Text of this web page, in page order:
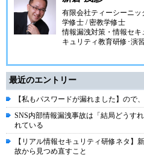
有限会社ティーシーニッ
学修士 / 密教学修士
情報漏洩対策・情報セ
キュリティ教育研修･演
最近のエントリー
【私もパスワードが漏れました】ので
SNS内部情報漏洩事故は「結局どうす
れている
【リアル情報セキュリティ研修ネタ】
故から見つめ直すこと